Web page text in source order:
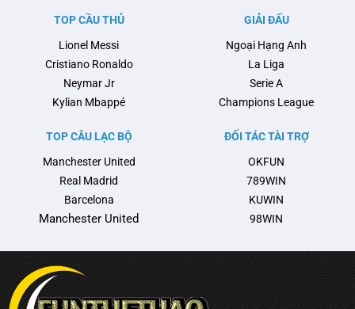
thế lực không thể cản phá tại
đội bóng này với Liên đoàn
TOP CẦU THỦ
Lionel Messi
Cristiano Ronaldo
Neymar Jr
Kylian Mbappé
GIẢI ĐẤU
Ngoại Hạng Anh
La Liga
Serie A
Champions League
TOP CÂU LẠC BỘ
Manchester United
Real Madrid
Barcelona
Manchester United
ĐỐI TÁC TÀI TRỢ
OKFUN
789WIN
KUWIN
98WIN